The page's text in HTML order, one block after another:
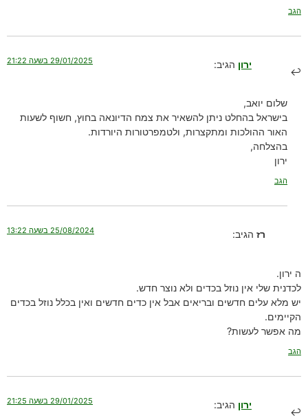
הגב
ירון הגיב: 29/01/2025 בשעה 21:22
שלום יואב,
בישראל בהחלט ניתן להשאיר את צמח הדיונאה בחוץ, חשוף לשעות
האור ההולכות ומתקצרות, ולטמפרטורות היורדות.
בהצלחה,
ירון
הגב
רז הגיב: 25/08/2024 בשעה 13:22
ה ירון.
לכדנית שלי אין נוזל בכדים ולא נוצר חדש.
יש מלא עלים חדשים ובריאים אבל אין כדים חדשים ואין בכלל נוזל בכדים
הקיימים.
מה אפשר לעשות?
הגב
ירון הגיב: 29/01/2025 בשעה 21:25